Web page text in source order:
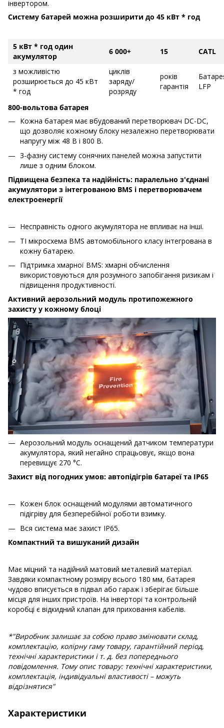
інвертором.
Систему батарей можна розширити до 45 кВт * год
5 кВт * год один
акумулятор
6 000+ 15 CATL
з можливістю
розширюється до 45 кВт
* год
циклів
заряду/
розряду
років
гарантія
LFP
800-вольтова батарея
Кожна батарея має вбудований перетворювач DC-DC,
що дозволяє кожному блоку незалежно перетворювати
напругу між 48 В і 800 В.
3-фазну систему сонячних панелей можна запустити
лише з одним блоком.
Підвищена безпека та надійність: паралельно з'єднані
акумулятори з інтегрованою BMS і перетворювачем
електроенергії
Несправність одного акумулятора не впливає на інші.
TI мікросхема BMS автомобільного класу інтегрована в
кожну батарею.
Підтримка хмарної BMS: хмарні обчислення
використовуються для розумного запобігання ризикам і
підвищення продуктивності.
Активний аерозольний модуль протипожежного
захисту у кожному блоці
Аерозольний модуль оснащений датчиком температури
акумулятора, який негайно спрацьовує, якщо вона
перевищує 270 °C.
Захист від погодних умов: автопідігрів батареї та IP65
Кожен блок оснащений модулями автоматичного
підігріву для безперебійної роботи взимку.
Вся система має захист IP65.
Компактний та вишуканий дизайн
Має міцний та надійний матовий металевий матеріал.
Завдяки компактному розміру всього 180 мм, батарея
чудово вписується в підвал або гараж і зберігає більше
місця для інших пристроїв. На інверторі та контрольній
коробці є відкидний клапан для приховання кабелів.
*"Виробник залишає за собою право змінювати склад,
комплектацію, колірну гаму товару, гарантійний період,
технічні характеристики і т. д. без попереднього
повідомлення. Тому опис товару: технічні характеристики,
комплектація, індивідуальні властивості – можуть
відрізнятися"
Характеристики